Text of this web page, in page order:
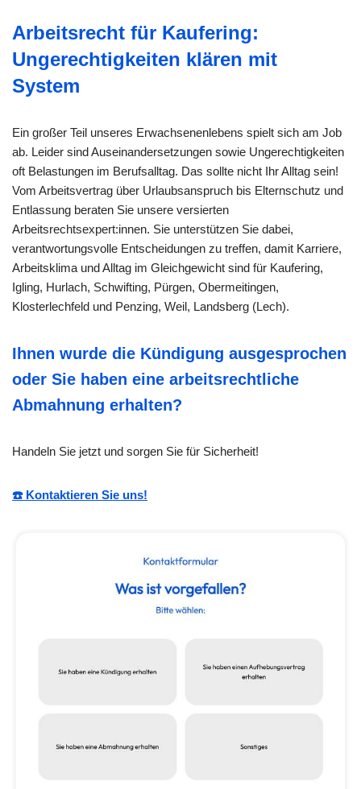
Arbeitsrecht für Kaufering:
Ungerechtigkeiten klären mit
System
Ein großer Teil unseres Erwachsenenlebens spielt sich am Job
ab. Leider sind Auseinandersetzungen sowie Ungerechtigkeiten
oft Belastungen im Berufsalltag. Das sollte nicht Ihr Alltag sein!
Vom Arbeitsvertrag über Urlaubsanspruch bis Elternschutz und
Entlassung beraten Sie unsere versierten
Arbeitsrechtsexpert:innen. Sie unterstützen Sie dabei,
verantwortungsvolle Entscheidungen zu treffen, damit Karriere,
Arbeitsklima und Alltag im Gleichgewicht sind für Kaufering,
Igling, Hurlach, Schwifting, Pürgen, Obermeitingen,
Klosterlechfeld und Penzing, Weil, Landsberg (Lech).
Ihnen wurde die Kündigung ausgesprochen
oder Sie haben eine arbeitsrechtliche
Abmahnung erhalten?
Handeln Sie jetzt und sorgen Sie für Sicherheit!
☎️ Kontaktieren Sie uns!